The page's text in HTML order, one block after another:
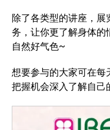
除了各类型的讲座，展
务，让你更了解身体的
自然好气色~
想要参与的大家可在每
把握机会深入了解自己